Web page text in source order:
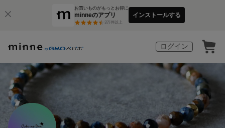
お買いものがもっとお得に
minneのアプリ
3万件以上
インストールする
ログイン